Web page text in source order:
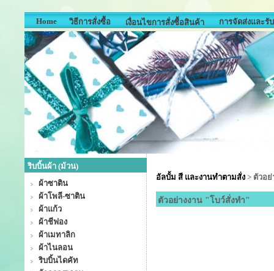
Home วิธีการสั่งซื้อ เงื่อนไขการสั่งซื้อสินค้า การจัดส่งและรั
ริบบิ้นผ้า (ม้วน)
ผ้าซาติน
ผ้าโพลี-ซาติน
ผ้าแก้ว
ผ้าชีฟอง
ผ้าเมทาลิก
ผ้าไนลอน
ริบบิ้นไดคัท
อัลบั้ม สี และงานทำตามสั่ง > ตัวอย่
ตัวอย่างงาน "โบว์สั่งทำ"